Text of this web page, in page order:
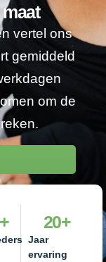
vertel ons
gemiddeld
om de
Jaar
ervaring
20+